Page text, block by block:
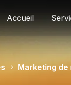
Accueil
Marketing de